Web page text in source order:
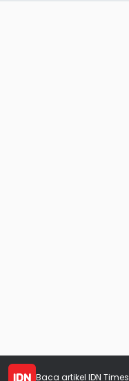
Baca artikel IDN Times